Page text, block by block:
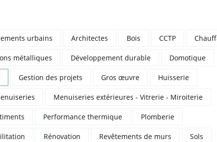
urbains Architectes Bois CCTP
métalliques Développement durable Domotique
Gestion des projets Gros œuvre Huisserie
Menuiseries extérieures - Vitrerie - Miroiterie
Performance thermique Plomberie
Rénovation Revêtements de murs Sols